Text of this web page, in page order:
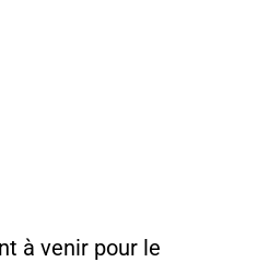
à venir pour le